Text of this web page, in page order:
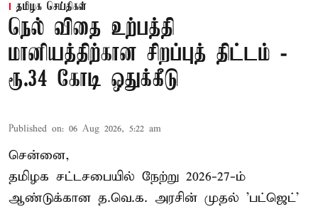
தமிழக செய்திகள்
நெல் விதை உற்பத்தி
மானியத்திற்கான சிறப்புத் திட்டம் -
ரூ.34 கோடி ஒதுக்கீடு
Published on: 06 Aug 2026, 5:22 am
சென்னை,
தமிழக சட்டசபையில் நேற்று 2026-27-ம்
ஆண்டுக்கான த.வெ.க. அரசின் முதல் 'பட்ஜெட்'